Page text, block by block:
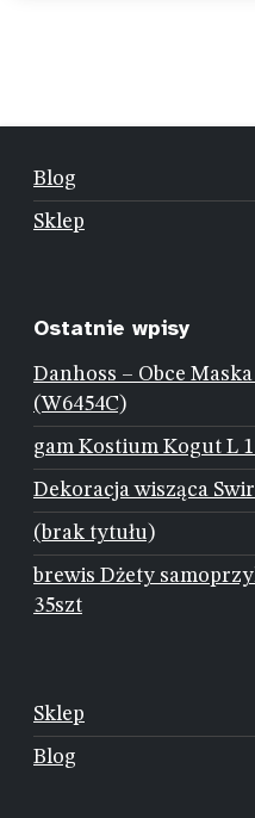
Blog
Sklep
Ostatnie wpisy
Danhoss – Obce
(W6454C)
gam Kostium Kogut L
Dekoracja wisząca
(brak tytułu)
brewis Dżety
35szt
Sklep
Blog